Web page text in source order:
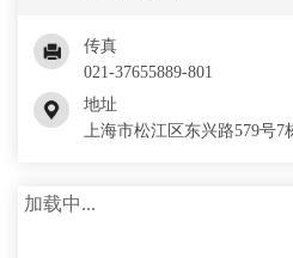
传真
021-37655889-801
地址
上海市松江区东兴路579号7
加载中...